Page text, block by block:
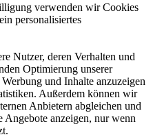
verwenden wir Cookies
personalisiertes
Nutzer, deren Verhalten und
Optimierung unserer
und Inhalte anzuzeigen
Außerdem können wir
Anbietern abgleichen und
Angebote anzeigen, nur wenn